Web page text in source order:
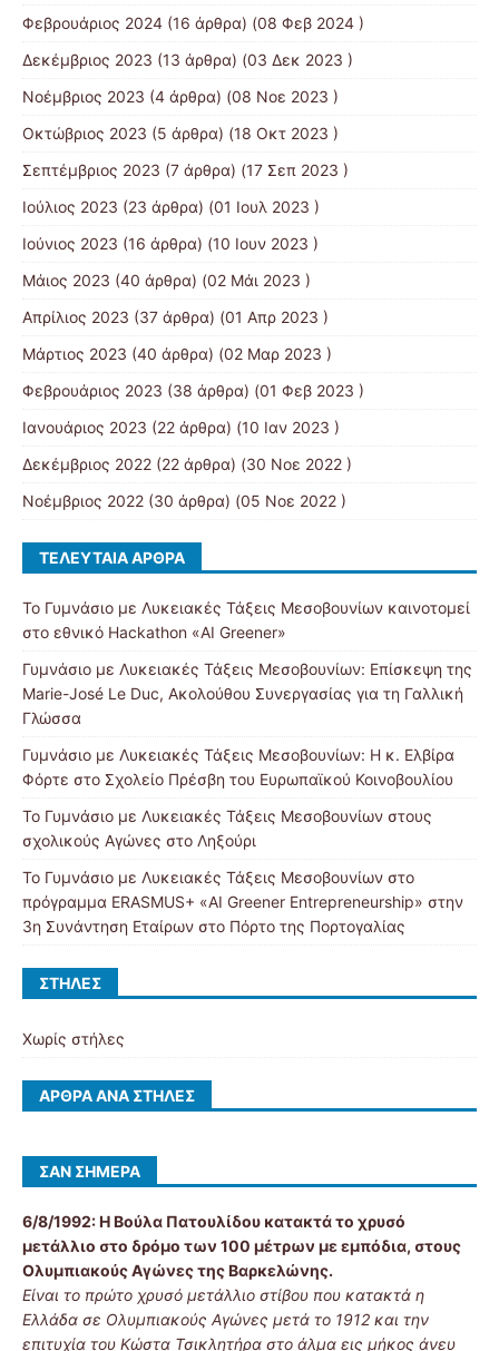
Φεβρουάριος 2024 (16 άρθρα) (08 Φεβ 2024 )
Δεκέμβριος 2023 (13 άρθρα) (03 Δεκ 2023 )
Νοέμβριος 2023 (4 άρθρα) (08 Νοε 2023 )
Οκτώβριος 2023 (5 άρθρα) (18 Οκτ 2023 )
Σεπτέμβριος 2023 (7 άρθρα) (17 Σεπ 2023 )
Ιούλιος 2023 (23 άρθρα) (01 Ιουλ 2023 )
Ιούνιος 2023 (16 άρθρα) (10 Ιουν 2023 )
Μάιος 2023 (40 άρθρα) (02 Μάι 2023 )
Απρίλιος 2023 (37 άρθρα) (01 Απρ 2023 )
Μάρτιος 2023 (40 άρθρα) (02 Μαρ 2023 )
Φεβρουάριος 2023 (38 άρθρα) (01 Φεβ 2023 )
Ιανουάριος 2023 (22 άρθρα) (10 Ιαν 2023 )
Δεκέμβριος 2022 (22 άρθρα) (30 Νοε 2022 )
Νοέμβριος 2022 (30 άρθρα) (05 Νοε 2022 )
ΤΕΛΕΥΤΑΊΑ ΆΡΘΡΑ
Το Γυμνάσιο με Λυκειακές Τάξεις Μεσοβουνίων καινοτομεί
στο εθνικό Hackathon «AI Greener»
Γυμνάσιο με Λυκειακές Τάξεις Μεσοβουνίων: Επίσκεψη της
Marie-José Le Duc, Ακολούθου Συνεργασίας για τη Γαλλική
Γλώσσα
Γυμνάσιο με Λυκειακές Τάξεις Μεσοβουνίων: Η κ. Ελβίρα
Φόρτε στο Σχολείο Πρέσβη του Ευρωπαϊκού Κοινοβουλίου
Το Γυμνάσιο με Λυκειακές Τάξεις Μεσοβουνίων στους
σχολικούς Αγώνες στο Ληξούρι
Το Γυμνάσιο με Λυκειακές Τάξεις Μεσοβουνίων στο
πρόγραμμα ERASMUS+ «AI Greener Entrepreneurship» στην
3η Συνάντηση Εταίρων στο Πόρτο της Πορτογαλίας
ΣΤΉΛΕΣ
Χωρίς στήλες
ΆΡΘΡΑ ΑΝΆ ΣΤΉΛΕΣ
ΣΑΝ ΣΉΜΕΡΑ
6/8/1992:Η Βούλα Πατουλίδου κατακτά το χρυσό
μετάλλιο στο δρόμο των 100 μέτρων με εμπόδια, στους
Ολυμπιακούς Αγώνες της Βαρκελώνης.
Είναι το πρώτο χρυσό μετάλλιο στίβου που κατακτά η
Ελλάδα σε Ολυμπιακούς Αγώνες μετά το 1912 και την
επιτυχία του Κώστα Τσικλητήρα στο άλμα εις μήκος άνευ